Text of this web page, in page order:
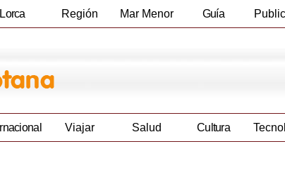
Lorca Región Mar Menor Guía
Viajar Salud Cultura